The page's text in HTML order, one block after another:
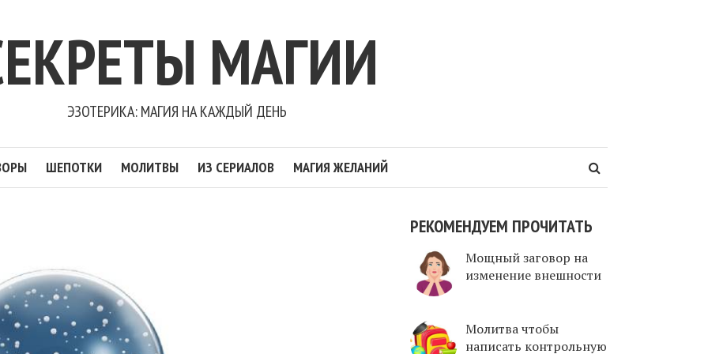
МАГИИ
ЭЗОТЕРИКА: МАГИЯ НА КАЖДЫЙ ДЕНЬ
ШЕПОТКИ МОЛИТВЫ ИЗ СЕРИАЛОВ МАГИЯ ЖЕЛАНИЙ
РЕКОМЕНДУЕМ ПРОЧИТАТЬ
Мощный заговор на
изменение внешности
Молитва чтобы
написать контрольную